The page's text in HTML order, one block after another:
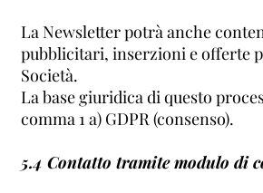
La Newsletter potrà anche
pubblicitari, inserzioni e offerte
Società.
La base giuridica di questo
comma 1 a) GDPR (consenso).
5.4 Contatto tramite modulo di